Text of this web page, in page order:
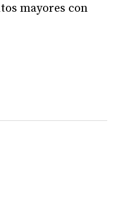
mayores con